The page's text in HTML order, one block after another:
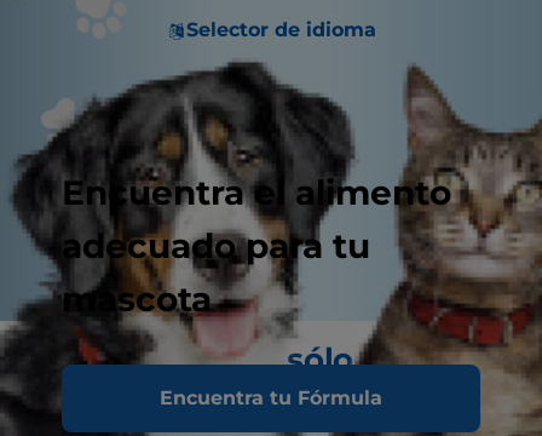
Selector de idioma
Encuentra el alimento
adecuado para tu
mascota
Encuentra tu Fórmula
Nunca lo dejes sólo en casa
Nunca, durante ningún periodo de tiempo,